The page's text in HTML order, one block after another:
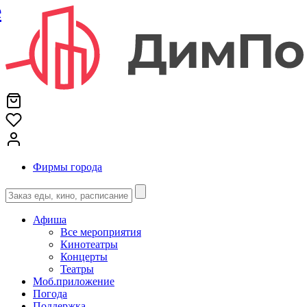
Фирмы города
Афиша
Все мероприятия
Кинотеатры
Концерты
Театры
Моб.приложение
Погода